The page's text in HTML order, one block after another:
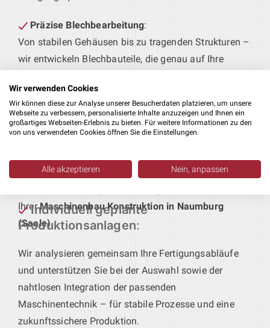
Präzise Blechbearbeitung:
Von stabilen Gehäusen bis zu tragenden Strukturen –
wir entwickeln Blechbauteile, die genau auf Ihre
abgestimmt sind.
Technik für maßgeschneiderte Produktionslinien:
Sie definieren das Produkt – wir liefern die passende
Endmontage entstehen bei uns durchgängige,
IhrerMaschinenbau Konstruktion in Naumburg
(Saale).
Individuell geplante
Produktionsanlagen:
Wir analysieren gemeinsam Ihre Fertigungsabläufe
und unterstützen Sie bei der Auswahl sowie der
nahtlosen Integration der passenden
Maschinentechnik – für stabile Prozesse und eine
zukunftssichere Produktion.
Wir verwenden Cookies
Wir können diese zur Analyse unserer Besucherdaten platzieren, um unsere
Webseite zu verbessern, personalisierte Inhalte anzuzeigen und Ihnen ein
großartiges Webseiten-Erlebnis zu bieten. Für weitere Informationen zu den
von uns verwendeten Cookies öffnen Sie die Einstellungen.
Alle akzeptieren Nein, anpassen